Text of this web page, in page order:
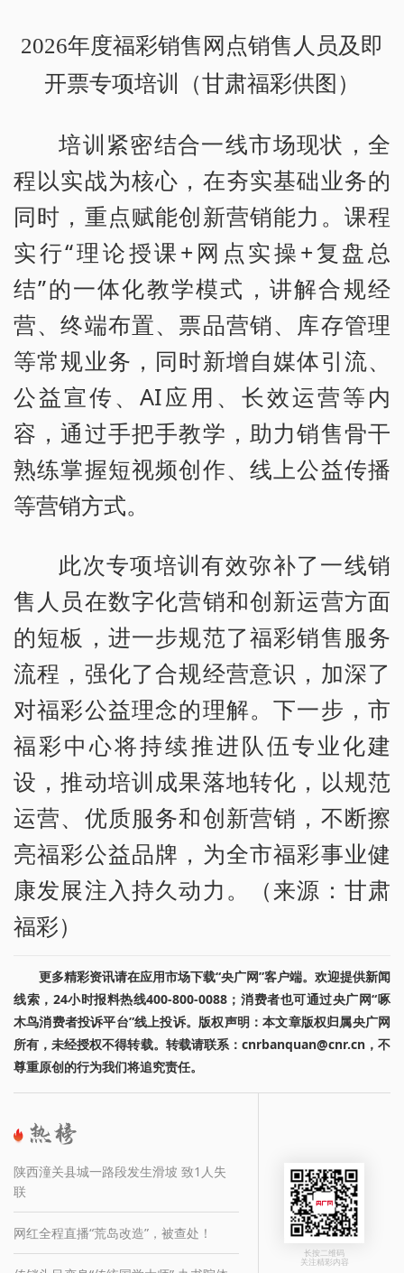
2026年度福彩销售网点销售人员及即
开票专项培训（甘肃福彩供图）
培训紧密结合一线市场现状，全
程以实战为核心，在夯实基础业务的
同时，重点赋能创新营销能力。课程
实行“理论授课+网点实操+复盘总
结”的一体化教学模式，讲解合规经
营、终端布置、票品营销、库存管理
等常规业务，同时新增自媒体引流、
公益宣传、AI应用、长效运营等内
容，通过手把手教学，助力销售骨干
熟练掌握短视频创作、线上公益传播
等营销方式。
此次专项培训有效弥补了一线销
售人员在数字化营销和创新运营方面
的短板，进一步规范了福彩销售服务
流程，强化了合规经营意识，加深了
对福彩公益理念的理解。下一步，市
福彩中心将持续推进队伍专业化建
设，推动培训成果落地转化，以规范
运营、优质服务和创新营销，不断擦
亮福彩公益品牌，为全市福彩事业健
康发展注入持久动力。（来源：甘肃
福彩）
更多精彩资讯请在应用市场下载“央广网”客户端。欢迎提供新闻
线索，24小时报料热线400-800-0088；消费者也可通过央广网“啄
木鸟消费者投诉平台”线上投诉。版权声明：本文章版权归属央广网
所有，未经授权不得转载。转载请联系：cnrbanquan@cnr.cn，不
尊重原创的行为我们将追究责任。
陕西潼关县城一路段发生滑坡 致1人失
联
网红全程直播“荒岛改造”，被查处！
长按二维码
关注精彩内容